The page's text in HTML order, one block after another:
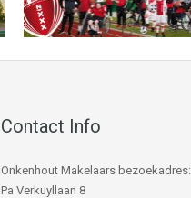
Contact Info
Onkenhout Makelaars bezoekadres:
Pa Verkuyllaan 8